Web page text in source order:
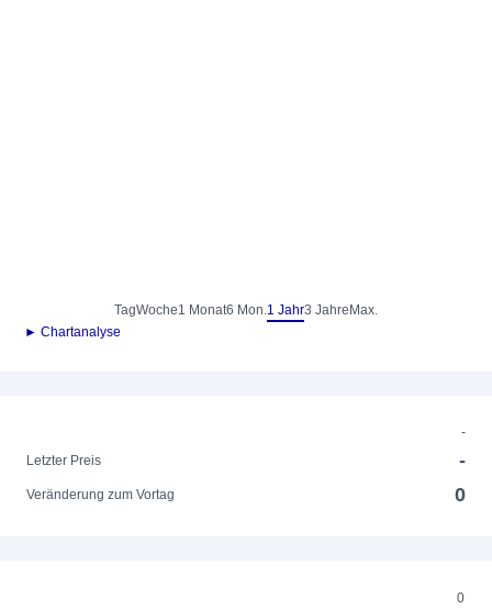
TagWoche1 Monat6 Mon.1 Jahr3 Jahre Max.
► Chartanalyse
-
Letzter Preis
-
Veränderung zum Vortag 0
0